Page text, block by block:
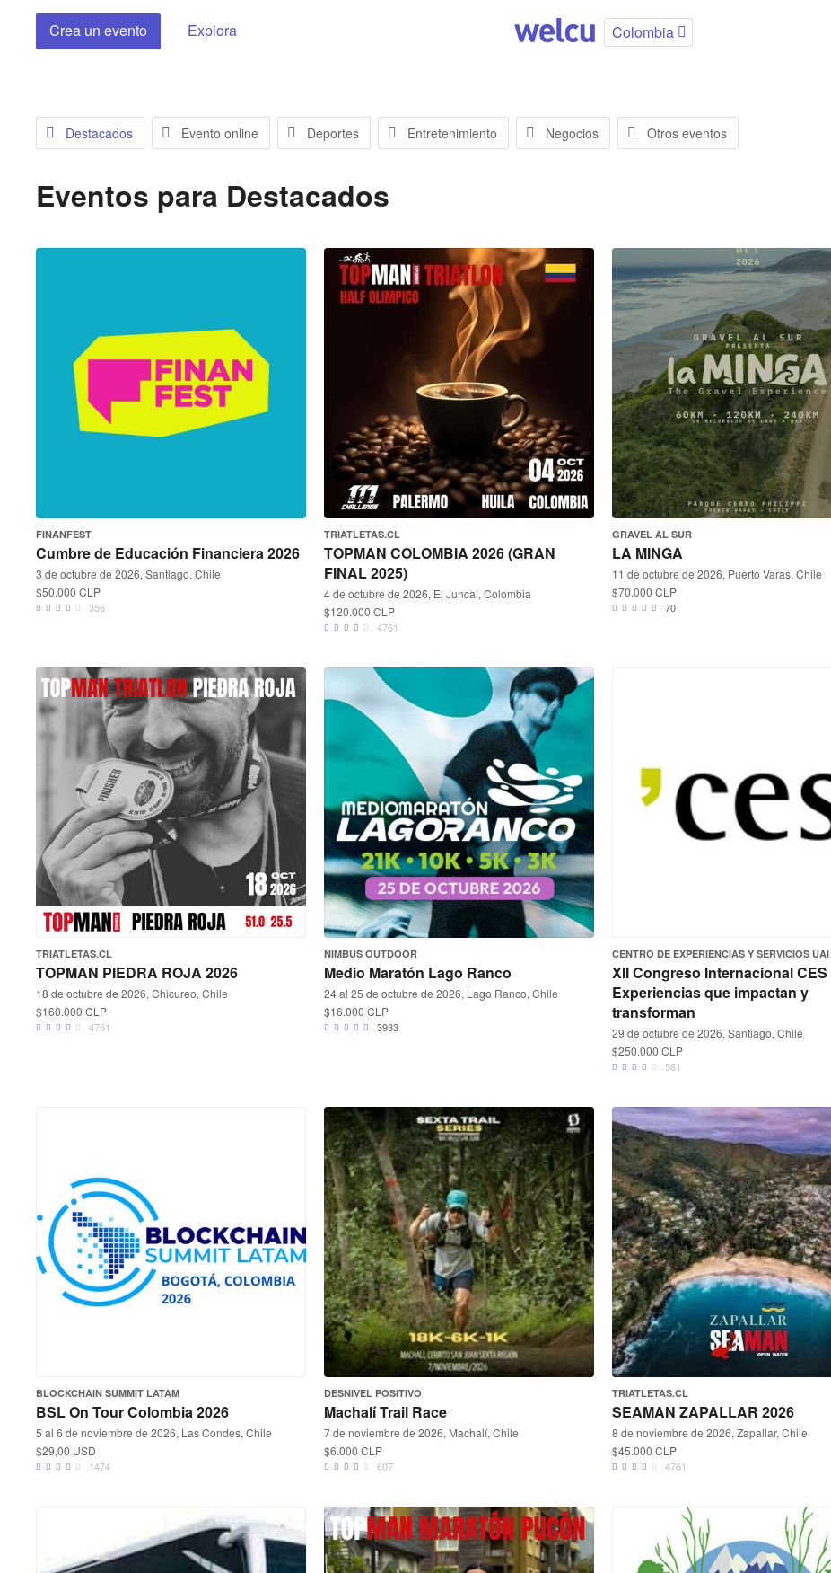
Crea un evento Explora Colombia
Destacados Evento online Deportes Entretenimiento Negocios Otros eventos
Eventos para Destacados
FINANFEST
Cumbre de Educación Financiera 2026
3 de octubre de 2026, Santiago, Chile
$50.000 CLP
356
TRIATLETAS.CL
TOPMAN COLOMBIA 2026 (GRAN
FINAL 2025)
4 de octubre de 2026, El Juncal, Colombia
$120.000 CLP
4761
GRAVEL AL SUR
LA MINGA
11 de octubre de 2026, Puerto Varas, Chile
$70.000 CLP
70
TRIATLETAS.CL
TOPMAN PIEDRA ROJA 2026
18 de octubre de 2026, Chicureo, Chile
$160.000 CLP
4761
NIMBUS OUTDOOR
Medio Maratón Lago Ranco
24 al 25 de octubre de 2026, Lago Ranco, Chile
$16.000 CLP
3933
CENTRO DE EXPERIENCIAS Y SERVICIOS UAI
XII Congreso Internacional CES
Experiencias que impactan y
transforman
29 de octubre de 2026, Santiago, Chile
$250.000 CLP
561
BLOCKCHAIN SUMMIT LATAM
BSL On Tour Colombia 2026
5 al 6 de noviembre de 2026, Las Condes, Chile
$29,00 USD
1474
DESNIVEL POSITIVO
Machalí Trail Race
7 de noviembre de 2026, Machalí, Chile
$6.000 CLP
607
TRIATLETAS.CL
SEAMAN ZAPALLAR 2026
8 de noviembre de 2026, Zapallar, Chile
$45.000 CLP
4761